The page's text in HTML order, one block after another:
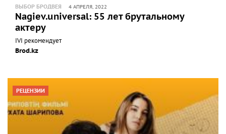
ВЫБОР БРОДВЕЯ 4 АПРЕЛЯ, 2022
Nagiev.universal: 55 лет брутальному
актеру
IVI рекомендует
Brod.kz
РЕЦЕНЗИИ